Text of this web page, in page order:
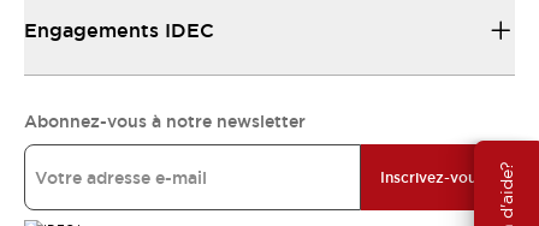
Engagements IDEC
Abonnez-vous à notre newsletter
Inscrivez-vous